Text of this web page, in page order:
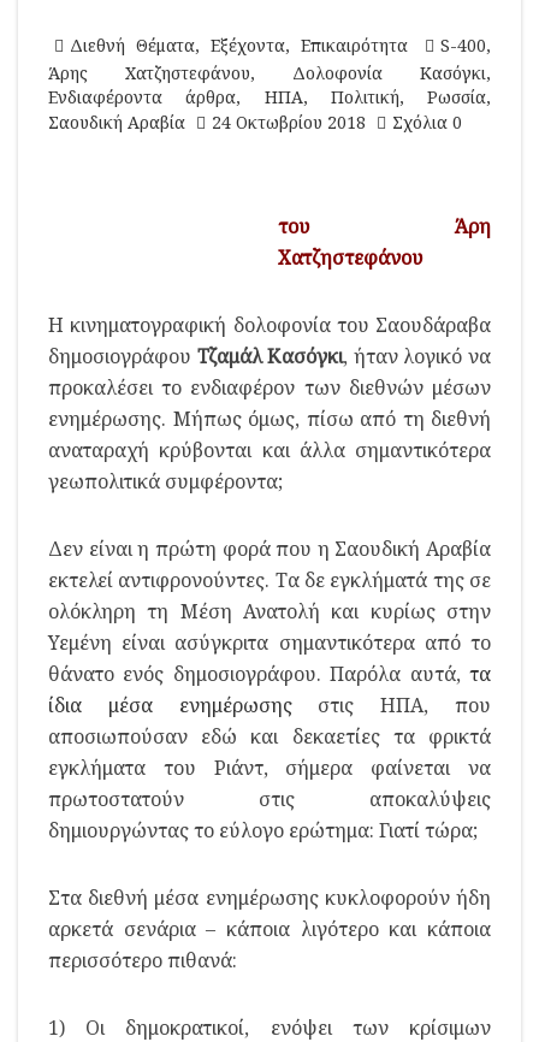
Διεθνή Θέματα, Εξέχοντα, Επικαιρότητα S-400,
Άρης Χατζηστεφάνου, Δολοφονία Κασόγκι,
Ενδιαφέροντα άρθρα, ΗΠΑ, Πολιτική, Ρωσσία,
Σαουδική Αραβία
24 Οκτωβρίου 2018 Σχόλια 0
του Άρη
Χατζηστεφάνου
Η κινηματογραφική δολοφονία του Σαουδάραβα
δημοσιογράφου Τζαμάλ Κασόγκι, ήταν λογικό να
προκαλέσει το ενδιαφέρον των διεθνών μέσων
ενημέρωσης. Μήπως όμως, πίσω από τη διεθνή
αναταραχή κρύβονται και άλλα σημαντικότερα
γεωπολιτικά συμφέροντα;
Δεν είναι η πρώτη φορά που η Σαουδική Αραβία
εκτελεί αντιφρονούντες. Τα δε εγκλήματά της σε
ολόκληρη τη Μέση Ανατολή και κυρίως στην
Υεμένη είναι ασύγκριτα σημαντικότερα από το
θάνατο ενός δημοσιογράφου. Παρόλα αυτά, τα
ίδια μέσα ενημέρωσηςστις ΗΠΑ, που
αποσιωπούσαν εδώ και δεκαετίες τα φρικτά
εγκλήματα του Ριάντ, σήμερα φαίνεται να
πρωτοστατούν στις αποκαλύψεις
δημιουργώντας το εύλογο ερώτημα: Γιατί τώρα;
Στα διεθνή μέσα ενημέρωσης κυκλοφορούν ήδη
αρκετά σενάρια – κάποια λιγότερο και κάποια
περισσότερο πιθανά:
1) Οι δημοκρατικοί, ενόψει των κρίσιμων